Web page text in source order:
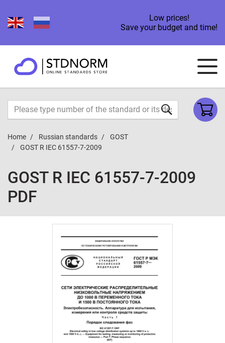
Low prices!
Save your budget and time!
Home Russian standards
GOST
GOST R IEC 61557-7-2009
GOST R IEC 61557-7-2009
PDF